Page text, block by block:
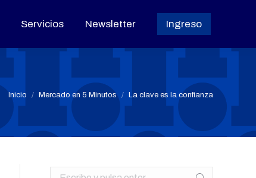
Servicios Newsletter Ingreso
Estás aquí:
Inicio Mercado en 5 Minutos La clave es la confianza
Buscar:
Servicios Newsletter Ingreso